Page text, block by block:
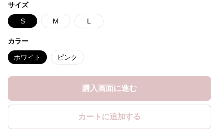
サイズ
S M L
カラー
ホワイト ピンク
購入画面に進む
カートに追加する